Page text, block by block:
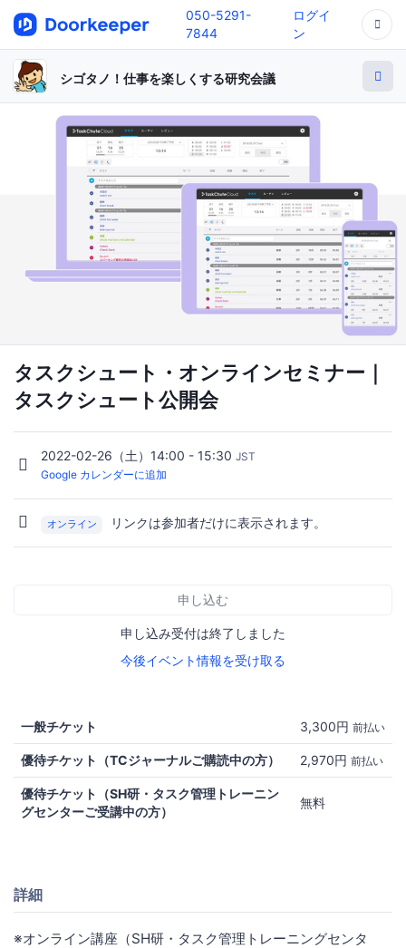
050-5291-
7844
ログイ
ン
シゴタノ！仕事を楽しくする研究会議
タスクシュート・オンラインセミナー｜
タスクシュート公開会
2022-02-26（土）14:00 - 15:30 JST
Google カレンダーに追加
オンライン リンクは参加者だけに表示されます。
申し込む
申し込み受付は終了しました
今後イベント情報を受け取る
一般チケット 3,300円 前払い
優待チケット（TCジャーナルご購読中の方） 2,970円 前払い
優待チケット（SH研・タスク管理トレーニン
グセンターご受講中の方）
無料
詳細
※オンライン講座（SH研・タスク管理トレーニングセンタ